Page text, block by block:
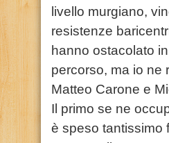
livello murgiano,
resistenze
hanno ostacolato
percorso, ma io ne
Matteo Carone e
Il primo se ne
è speso tantissimo